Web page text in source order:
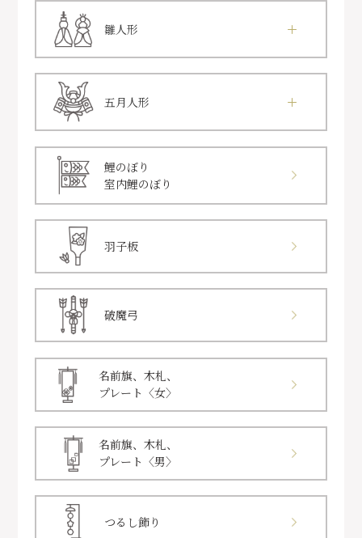
雛人形
五月人形
鯉のぼり
室内鯉のぼり
羽子板
破魔弓
名前旗、木札、
プレート〈女〉
名前旗、木札、
プレート〈男〉
つるし飾り